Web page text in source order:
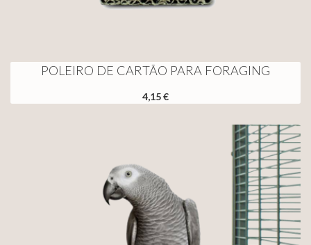
POLEIRO DE CARTÃO PARA FORAGING
4,15 €